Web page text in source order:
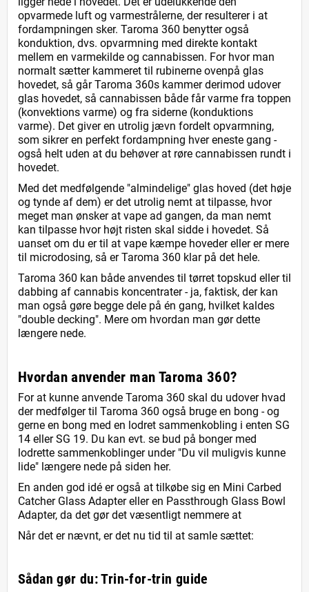
opvarmede luft og varmestrålerne, der resulterer i at
fordampningen sker. Taroma 360 benytter også
konduktion, dvs. opvarmning med direkte kontakt
mellem en varmekilde og cannabissen. For hvor man
normalt sætter kammeret til rubinerne ovenpå glas
hovedet, så går Taroma 360s kammer derimod udover
glas hovedet, så cannabissen både får varme fra toppen
(konvektions varme) og fra siderne (konduktions
varme). Det giver en utrolig jævn fordelt opvarmning,
som sikrer en perfekt fordampning hver eneste gang -
også helt uden at du behøver at røre cannabissen rundt i
hovedet.
Med det medfølgende "almindelige" glas hoved (det høje
og tynde af dem) er det utrolig nemt at tilpasse, hvor
meget man ønsker at vape ad gangen, da man nemt
kan tilpasse hvor højt risten skal sidde i hovedet. Så
uanset om du er til at vape kæmpe hoveder eller er mere
til microdosing, så er Taroma 360 klar på det hele.
Taroma 360 kan både anvendes til tørret topskud eller til
dabbing af cannabis koncentrater - ja, faktisk, der kan
man også gøre begge dele på én gang, hvilket kaldes
"double decking". Mere om hvordan man gør dette
længere nede.
Hvordan anvender man Taroma 360?
For at kunne anvende Taroma 360 skal du udover hvad
der medfølger til Taroma 360 også bruge en bong - og
gerne en bong med en lodret sammenkobling i enten SG
14 eller SG 19. Du kan evt. se bud på bonger med
lodrette sammenkoblinger under "Du vil muligvis kunne
lide" længere nede på siden her.
En anden god idé er også at tilkøbe sig en Mini Carbed
Catcher Glass Adapter eller en Passthrough Glass Bowl
Adapter, da det gør det væsentligt nemmere at
Når det er nævnt, er det nu tid til at samle sættet:
Sådan gør du: Trin-for-trin guide